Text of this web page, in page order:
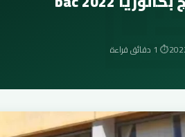
⏱️ 1 دقائق قراءة